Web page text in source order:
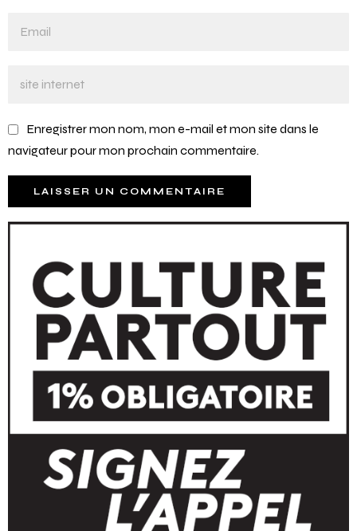
Enregistrer mon nom, mon e-mail et mon site dans le
navigateur pour mon prochain commentaire.